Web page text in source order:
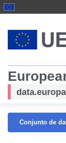
Conjunto de